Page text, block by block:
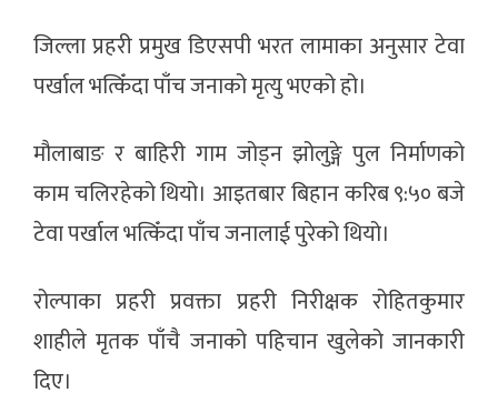
जिल्ला प्रहरी प्रमुख डिएसपी भरत लामाका अनुसार टेवा
पर्खाल भत्किँदा पाँच जनाको मृत्यु भएको हो।
मौलाबाङ र बाहिरी गाम जोड्न झोलुङ्गे पुल निर्माणको
काम चलिरहेको थियो। आइतबार बिहान करिब ९:५० बजे
टेवा पर्खाल भत्किँदा पाँच जनालाई पुरेको थियो।
रोल्पाका प्रहरी प्रवक्ता प्रहरी निरीक्षक रोहितकुमार
शाहीले मृतक पाँचै जनाको पहिचान खुलेको जानकारी
दिए।